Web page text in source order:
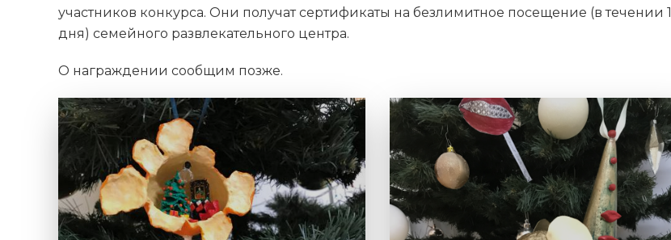
участников конкурса. Они получат сертификаты на безлимитное посещение (в течении 1
дня) семейного развлекательного центра.
О награждении сообщим позже.